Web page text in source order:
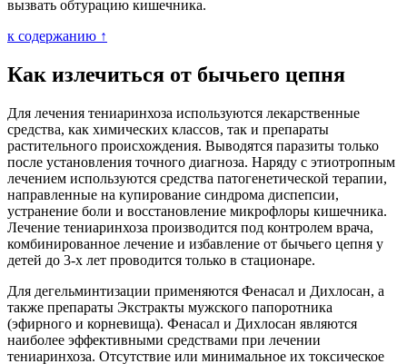
вызвать обтурацию кишечника.
к содержанию ↑
Как излечиться от бычьего цепня
Для лечения тениаринхоза используются лекарственные
средства, как химических классов, так и препараты
растительного происхождения. Выводятся паразиты только
после установления точного диагноза. Наряду с этиотропным
лечением используются средства патогенетической терапии,
направленные на купирование синдрома диспепсии,
устранение боли и восстановление микрофлоры кишечника.
Лечение тениаринхоза производится под контролем врача,
комбинированное лечение и избавление от бычьего цепня у
детей до 3-х лет проводится только в стационаре.
Для дегельминтизации применяются Фенасал и Дихлосан, а
также препараты Экстракты мужского папоротника
(эфирного и корневища). Фенасал и Дихлосан являются
наиболее эффективными средствами при лечении
тениаринхоза. Отсутствие или минимальное их токсическое